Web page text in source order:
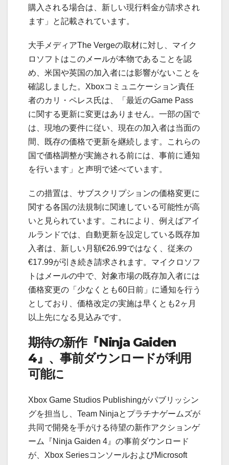
購入される場合は、新しい現行料金が請求され
ます」と記載されています。
大手メディアThe Vergeの取材に対し、マイク
ロソフトはこのメールが本物であることを認
め、米国や英国の加入者には影響がないことを
確認しました。Xboxコミュニケーション責任
者のカリ・ペレス氏は、「最近のGame Pass
に関する更新に変更はありません。一部の国で
は、現地の要件に従い、現在の加入者は当面の
間、既存の価格で更新を継続します。これらの
国で価格調整が実施される前には、事前に通知
を行います」と声明で述べています。
この措置は、サブスクリプションの価格変更に
関する各国の法規制に関連している可能性が高
いと見られています。これにより、例えばアイ
ルランドでは、自動更新を設定している既存加
入者は、新しい月額€26.99ではなく、従来の
€17.99が引き続き請求されます。マイクロソフ
トはメールの中で、対象市場の既存加入者には
価格変更の「少なくとも60日前」に通知を行う
としており、価格改定の実施は早くとも2ヶ月
以上先になる見込みです。
期待の新作『Ninja Gaiden
4』、事前ダウンロードが利用
可能に
Xbox Game Studios Publishingがパブリッシン
グを担当し、Team Ninjaとプラチナゲームズが
共同で開発を手がける待望の新作アクションゲ
ーム『Ninja Gaiden 4』の事前ダウンロード
が、Xbox SeriesコンソールおよびMicrosoft